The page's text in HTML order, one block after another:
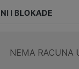
I BLOKADE
NEMA RACUNA